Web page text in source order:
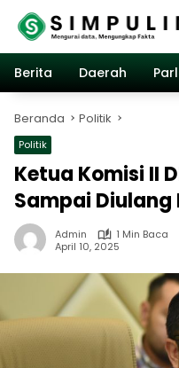
Langsung
konten
Berita
Daerah
Beranda Politik
Politik
Ketua Komisi II
Sampai Diulang
Admin
1 Min Baca
April 10, 2025